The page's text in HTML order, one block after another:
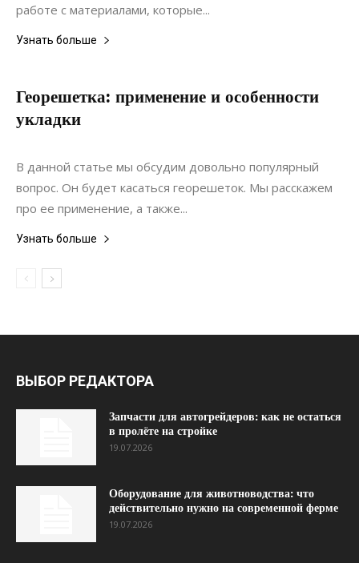
работе с материалами, которые...
Узнать больше
Георешетка: применение и особенности
укладки
18.12.2020
В данной статье мы обсудим довольно популярный
вопрос. Он будет касаться георешеток. Мы расскажем
про ее применение, а также...
Узнать больше
ВЫБОР РЕДАКТОРА
Запчасти для автогрейдеров: как не остаться
в пролёте на стройке
19.07.2026
Оборудование для животноводства: что
действительно нужно на современной ферме
19.07.2026